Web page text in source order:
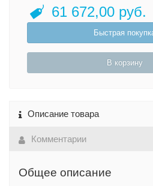
61 672,00 руб.
Быстрая
В корзину
Описание товара
Комментарии
Общее описание